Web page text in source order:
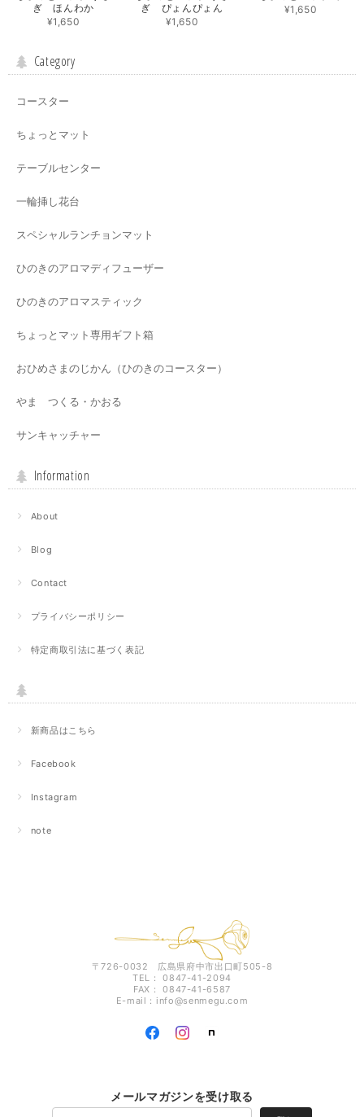
ぎ ほんわか
¥1,650
ぎ ぴょんぴょん
¥1,650
¥1,650
Category
コースター
ちょっとマット
テーブルセンター
一輪挿し花台
スペシャルランチョンマット
ひのきのアロマディフューザー
ひのきのアロマスティック
ちょっとマット専用ギフト箱
おひめさまのじかん（ひのきのコースター）
やま つくる・かおる
サンキャッチャー
Information
About
Blog
Contact
プライバシーポリシー
特定商取引法に基づく表記
新商品はこちら
Facebook
Instagram
note
〒726-0032 広島県府中市出口町505-8
TEL： 0847-41-2094
FAX： 0847-41-6587
E-mail： info@senmegu.com
メールマガジンを受け取る